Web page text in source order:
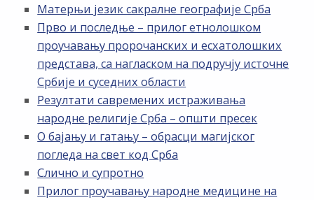
Матерњи језик сакралне географије Срба
Прво и последње – прилог етнолошком
проучавању пророчанских и есхатолошких
представа, са нагласком на подручју источне
Србије и суседних области
Резултати савремених истраживања
народне религије Срба – општи пресек
О бајању и гатању – обрасци магијског
погледа на свет код Срба
Слично и супротно
Прилог проучавању народне медицине на